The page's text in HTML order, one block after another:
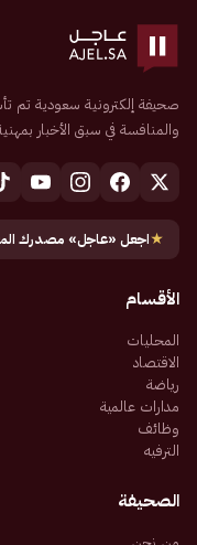
والمنافسة في سبق الأخبار
★اجعل «عاجل» مصدرك
الأقسام
المحليات
الاقتصاد
رياضة
مدارات عالمية
وظائف
الترفيه
الصحيفة